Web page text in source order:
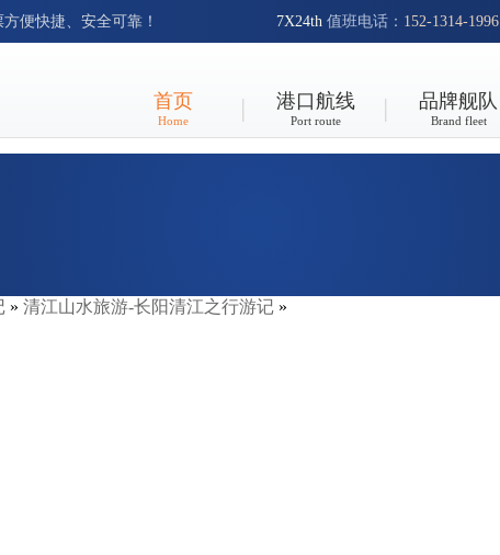
便快捷、安全可靠！ 7X24th 值班电话： 152-1314-1996
首页
Home
港口航线
Port route
品牌舰队
Brand fleet
» 清江山水旅游-长阳清江之行游记 »